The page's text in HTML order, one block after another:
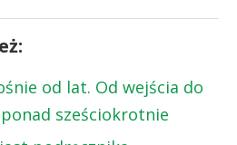
od lat. Od wejścia do
ponad sześciokrotnie